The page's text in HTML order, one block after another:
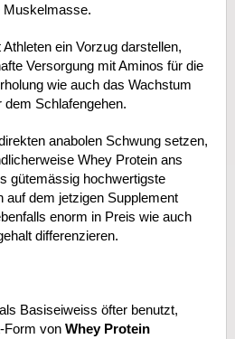
Muskelmasse.
ein Vorzug darstellen,
Versorgung mit Aminos für die
wie auch das Wachstum
Schlafengehen.
anabolen Schwung setzen,
Whey Protein ans
gütemässig hochwertigste
auf dem jetzigen Supplement
enorm in Preis wie auch
differenzieren.
Basiseiweiss öfter benutzt,
Form von Whey Protein